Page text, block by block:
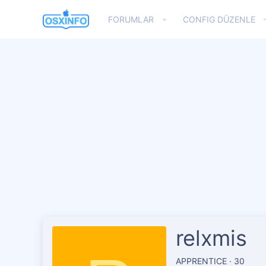
FORUMLAR CONFIG DÜZENLE
relxmis
APPRENTICE · 30